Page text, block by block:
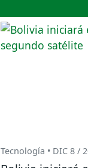
Tecnología • DIC 8 /